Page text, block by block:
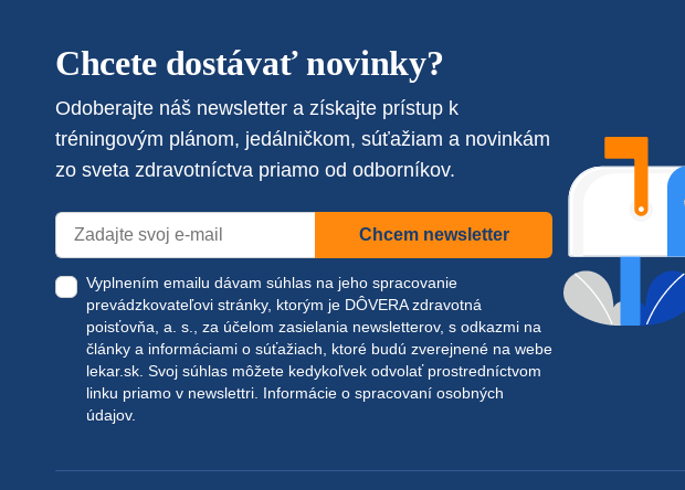
Chcete dostávať novinky?
Odoberajte náš newsletter a získajte prístup k
tréningovým plánom, jedálničkom, súťažiam a novinkám
zo sveta zdravotníctva priamo od odborníkov.
Chcem newsletter
Vyplnením emailu dávam súhlas na jeho spracovanie
prevádzkovateľovi stránky, ktorým je DÔVERA zdravotná
poisťovňa, a. s., za účelom zasielania newsletterov, s odkazmi na
články a informáciami o súťažiach, ktoré budú zverejnené na webe
lekar.sk . Svoj súhlas môžete kedykoľvek odvolať prostredníctvom
linku priamo v newslettri. Informácie o spracovaní osobných
údajov.